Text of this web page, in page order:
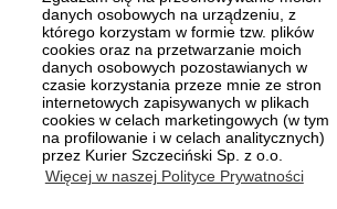
danych osobowych na urządzeniu, z
którego korzystam w formie tzw. plików
cookies oraz na przetwarzanie moich
danych osobowych pozostawianych w
czasie korzystania przeze mnie ze stron
internetowych zapisywanych w plikach
cookies w celach marketingowych (w tym
na profilowanie i w celach analitycznych)
przez Kurier Szczeciński Sp. z o.o.
Więcej w naszej Polityce Prywatności
Strona główna Szczecin/
Kultura